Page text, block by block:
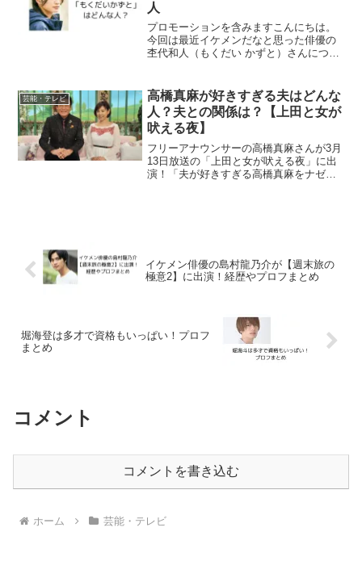
人
プロモーションを含みますこんにちは。
今回は最近イケメンだなと思った俳優の
杢代和人（もくだい かずと）さんについ
優で、アイドルグループ「原因は自分に
ある。」（ゲンジブ）...
芸能・テレビ
高橋真麻が好きすぎる夫はどんな
人？夫との関係は？【上田と女が
吠える夜】
フリーアナウンサーの高橋真麻さんが3月
13日放送の「上田と女が吠える夜」に出
演！「夫が好きすぎる高橋真麻をナゼか
イケメン俳優の島村龍乃介が【週末旅の
極意2】に出演！経歴やプロフまとめ
堀海登は多才で資格もいっぱい！プロフ
まとめ
コメント
コメントを書き込む
ホーム 芸能・テレビ